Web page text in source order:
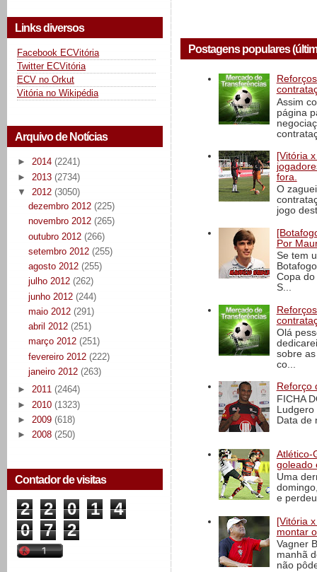
Links diversos
Facebook ECVitória
Twitter ECVitória
ECV no Orkut
Vitória no Wikipédia
Arquivo de Notícias
► 2014 (2241)
► 2013 (2734)
▼ 2012 (3050)
dezembro 2012 (225)
novembro 2012 (265)
outubro 2012 (266)
setembro 2012 (255)
agosto 2012 (255)
julho 2012 (262)
junho 2012 (244)
maio 2012 (291)
abril 2012 (251)
março 2012 (251)
fevereiro 2012 (222)
janeiro 2012 (263)
► 2011 (2464)
► 2010 (1323)
► 2009 (618)
► 2008 (250)
Contador de visitas
2 2 0 1
4
0
7 2
Postagens populares
Assim
página
[Vitória
fora.
O
jogo
Por
Se tem
Copa
S...
Olá
sobre
co...
Reforço
FICHA
Ludgero
Data de
Atlético-
goleado
Uma
e
[Vitória
montar
Vagner
manhã
não